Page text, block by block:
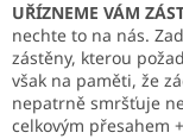
UŘÍZNEME VÁM
nechte to na nás.
zástěny, kterou
však na paměti, že
nepatrně smršťuje
celkovým přesahem